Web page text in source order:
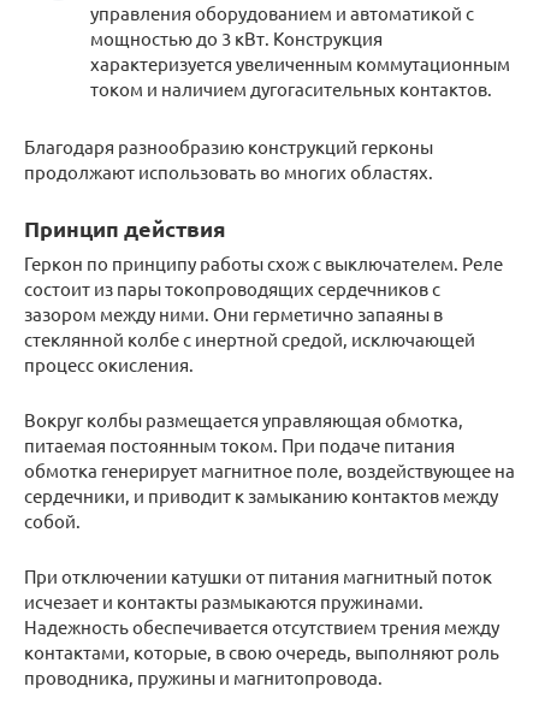
управления оборудованием и автоматикой с
мощностью до 3 кВт. Конструкция
характеризуется увеличенным коммутационным
током и наличием дугогасительных контактов.
Благодаря разнообразию конструкций герконы
продолжают использовать во многих областях.
Принцип действия
Геркон по принципу работы схож с выключателем. Реле
состоит из пары токопроводящих сердечников с
зазором между ними. Они герметично запаяны в
стеклянной колбе с инертной средой, исключающей
процесс окисления.
Вокруг колбы размещается управляющая обмотка,
питаемая постоянным током. При подаче питания
обмотка генерирует магнитное поле, воздействующее на
сердечники, и приводит к замыканию контактов между
собой.
При отключении катушки от питания магнитный поток
исчезает и контакты размыкаются пружинами.
Надежность обеспечивается отсутствием трения между
контактами, которые, в свою очередь, выполняют роль
проводника, пружины и магнитопровода.